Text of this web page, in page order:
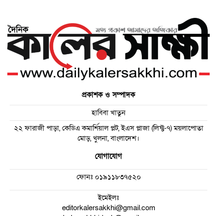
প্রকাশক ও সম্পাদক
হাবিবা খাতুন
২২ ফারাজী পাড়া, কেডিএ কমার্শিয়াল প্লট, ইএস প্লাজা (লিফ্ট-৭) ময়লাপোতা
মোড়, খুলনা, বাংলাদেশ।
যোগাযোগ
ফোনঃ০১৯১১৮৩৭৫২০
ইমেইলঃ
editorkalersakkhi@gmail.com